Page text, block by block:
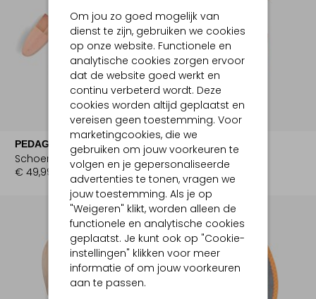
Om jou zo goed mogelijk van
dienst te zijn, gebruiken we cookies
op onze website. Functionele en
analytische cookies zorgen ervoor
dat de website goed werkt en
continu verbeterd wordt. Deze
cookies worden altijd geplaatst en
vereisen geen toestemming. Voor
marketingcookies, die we
gebruiken om jouw voorkeuren te
volgen en je gepersonaliseerde
advertenties te tonen, vragen we
jouw toestemming. Als je op
"Weigeren" klikt, worden alleen de
functionele en analytische cookies
geplaatst. Je kunt ook op "Cookie-
instellingen" klikken voor meer
informatie of om jouw voorkeuren
aan te passen.
PEDAG
Schoenspanners
€ 49,99
VAN BOMMEL
Schoenspanners
€ 49,95